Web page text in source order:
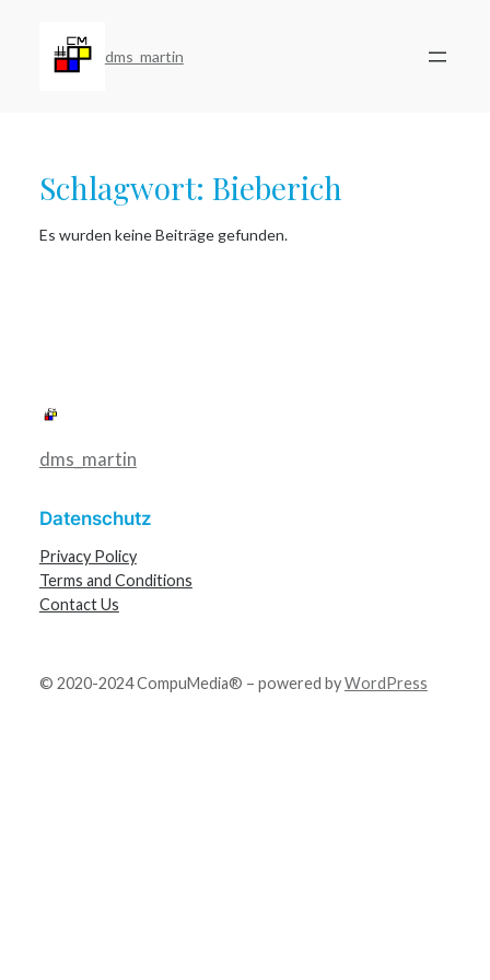
springen
dms_martin
Schlagwort: Bieberich
Es wurden keine Beiträge gefunden.
dms_martin
Datenschutz
Privacy Policy
Terms and Conditions
Contact Us
© 2020-2024 CompuMedia® – powered byWordPress